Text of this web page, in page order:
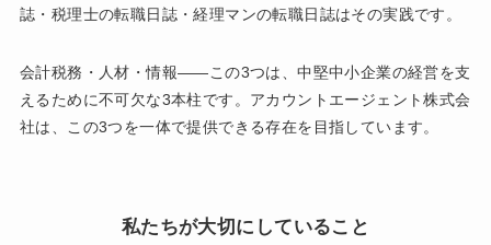
誌・税理士の転職日誌・経理マンの転職日誌はその実践です。
会計税務・人材・情報——この3つは、中堅中小企業の経営を支
えるために不可欠な3本柱です。アカウントエージェント株式会
社は、この3つを一体で提供できる存在を目指しています。
私たちが大切にしていること